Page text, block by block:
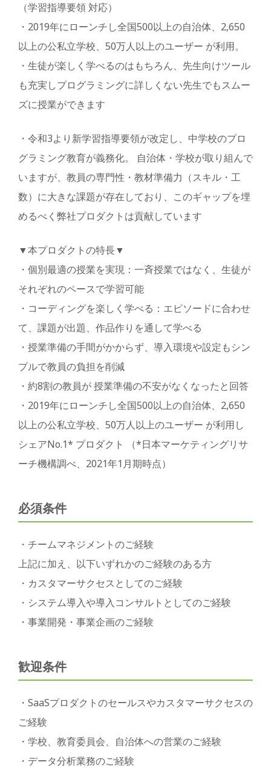
（学習指導要領 対応）
・2019年にローンチし全国500以上の自治体、2,650
以上の公私立学校、50万人以上のユーザー が利用。
・生徒が楽しく学べるのはもちろん、先生向けツール
も充実しプログラミングに詳しくない先生でもスムー
ズに授業ができます
・令和3より新学習指導要領が改定し、中学校のプロ
グラミング教育が義務化。 自治体・学校が取り組んで
いますが、教員の専門性・教材準備力（スキル・工
数）に大きな課題が存在しており、このギャップを埋
めるべく弊社プロダクトは貢献しています
▼本プロダクトの特長▼
・個別最適の授業を実現：一斉授業ではなく、生徒が
それぞれのペースで学習可能
・コーディングを楽しく学べる：エピソードに合わせ
て、課題が出題、作品作りを通して学べる
・授業準備の手間がかからず、導入環境や設定もシン
プルで教員の負担を削減
・約8割の教員が 授業準備の不安がなくなったと回答
・2019年にローンチし全国500以上の自治体、2,650
以上の公私立学校、50万人以上のユーザー が利用し
シェアNo.1* プロダクト （*日本マーケティングリサ
ーチ機構調べ、2021年1月期時点）
必須条件
・チームマネジメントのご経験
上記に加え、以下いずれかのご経験のある方
・カスタマーサクセスとしてのご経験
・システム導入や導入コンサルトとしてのご経験
・事業開発・事業企画のご経験
歓迎条件
・SaaSプロダクトのセールスやカスタマーサクセスの
ご経験
・学校、教育委員会、自治体への営業のご経験
・データ分析業務のご経験